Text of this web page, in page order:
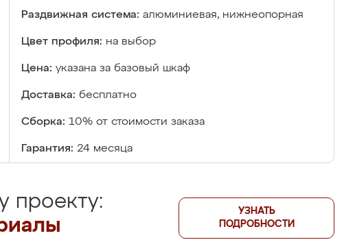
Раздвижная система: алюминиевая, нижнеопорная
Цвет профиля: на выбор
Цена: указана за базовый шкаф
Доставка: бесплатно
Сборка: 10% от стоимости заказа
Гарантия: 24 месяца
проекту:
УЗНАТЬ
ПОДРОБНОСТИ